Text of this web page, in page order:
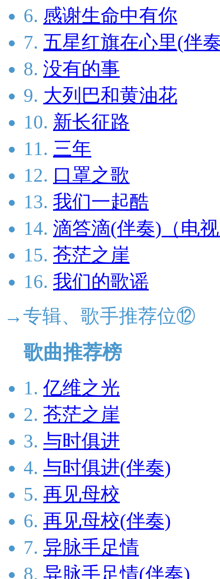
6. 感谢生命中有你
7. 五星红旗在心里(伴
8. 没有的事
9. 大列巴和黄油花
10. 新长征路
11. 三年
12. 口罩之歌
13. 我们一起酷
14. 滴答滴(伴奏)（电
15. 苍茫之崖
16. 我们的歌谣
→专辑、歌手推荐位⑫
歌曲推荐榜
1. 亿维之光
2. 苍茫之崖
3. 与时俱进
4. 与时俱进(伴奏)
5. 再见母校
6. 再见母校(伴奏)
7. 异脉手足情
8. 异脉手足情(伴奏)